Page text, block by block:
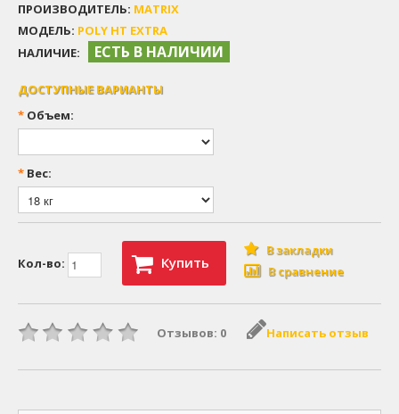
ПРОИЗВОДИТЕЛЬ: MATRIX
МОДЕЛЬ: POLY HT EXTRA
НАЛИЧИЕ:
ЕСТЬ В НАЛИЧИИ
ДОСТУПНЫЕ ВАРИАНТЫ
* Объем:
* Вес:
Кол-во: Купить
В закладки
В сравнение
Отзывов: 0 Написать отзыв